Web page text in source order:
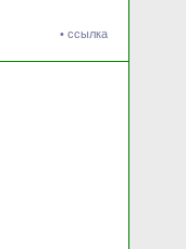
• ссылка